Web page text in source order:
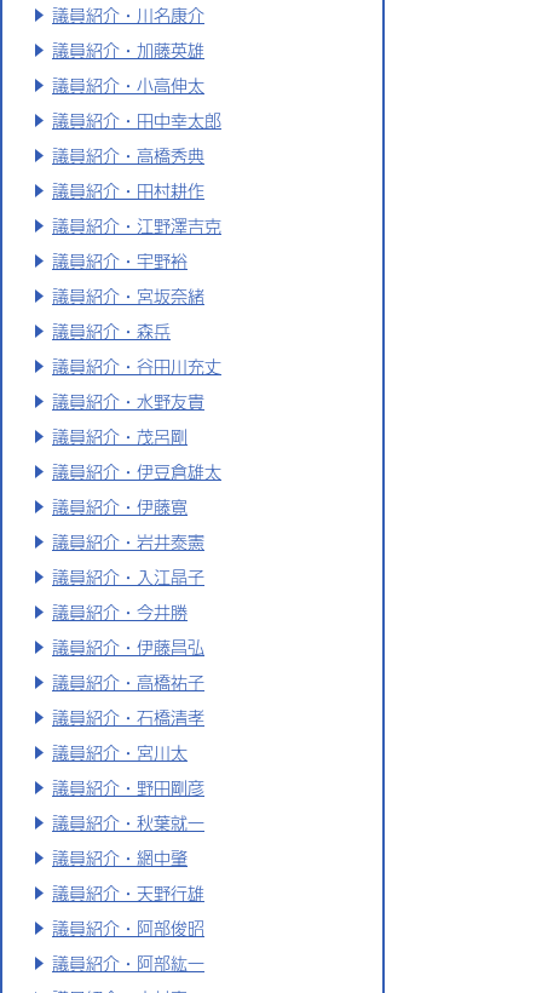
議員紹介・川名康介
議員紹介・加藤英雄
議員紹介・小高伸太
議員紹介・田中幸太郎
議員紹介・高橋秀典
議員紹介・田村耕作
議員紹介・江野澤吉克
議員紹介・宇野裕
議員紹介・宮坂奈緒
議員紹介・森岳
議員紹介・谷田川充丈
議員紹介・水野友貴
議員紹介・茂呂剛
議員紹介・伊豆倉雄太
議員紹介・伊藤寛
議員紹介・岩井泰憲
議員紹介・入江晶子
議員紹介・今井勝
議員紹介・伊藤昌弘
議員紹介・高橋祐子
議員紹介・石橋清孝
議員紹介・宮川太
議員紹介・野田剛彦
議員紹介・秋葉就一
議員紹介・網中肇
議員紹介・天野行雄
議員紹介・阿部俊昭
議員紹介・阿部紘一